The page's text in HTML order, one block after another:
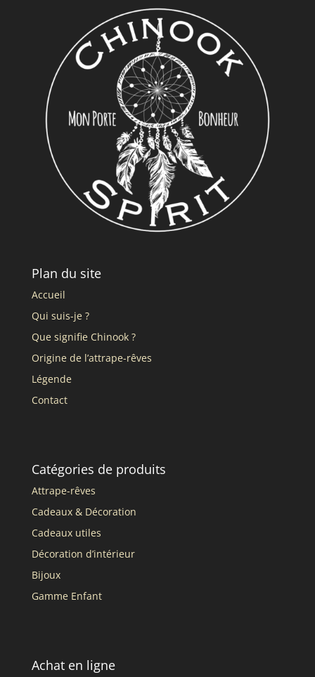
Plan du site
Accueil
Qui suis-je ?
Que signifie Chinook ?
Origine de l’attrape-rêves
Légende
Contact
Catégories de produits
Attrape-rêves
Cadeaux & Décoration
Cadeaux utiles
Décoration d’intérieur
Bijoux
Gamme Enfant
Achat en ligne